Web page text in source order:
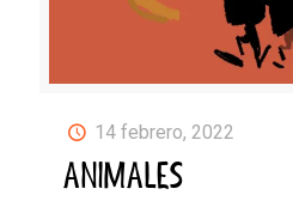
14 febrero, 2022
ANIMALES